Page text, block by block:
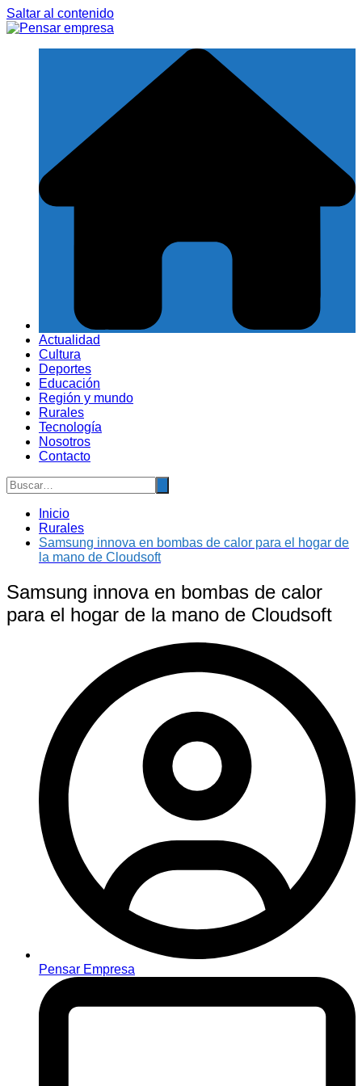
Saltar al contenido
Actualidad
Cultura
Deportes
Educación
Región y mundo
Rurales
Tecnología
Nosotros
Contacto
Inicio
Rurales
Samsung innova en bombas de calor para el hogar de
la mano de Cloudsoft
Samsung innova en bombas de calor
para el hogar de la mano de Cloudsoft
Pensar Empresa